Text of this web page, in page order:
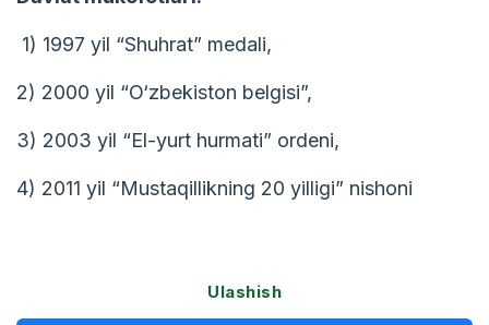
1) 1997 yil “Shuhrat” medali,
2) 2000 yil “O‘zbekiston belgisi”,
3) 2003 yil “El-yurt hurmati” ordeni,
4) 2011 yil “Mustaqillikning 20 yilligi” nishoni
Ulashish